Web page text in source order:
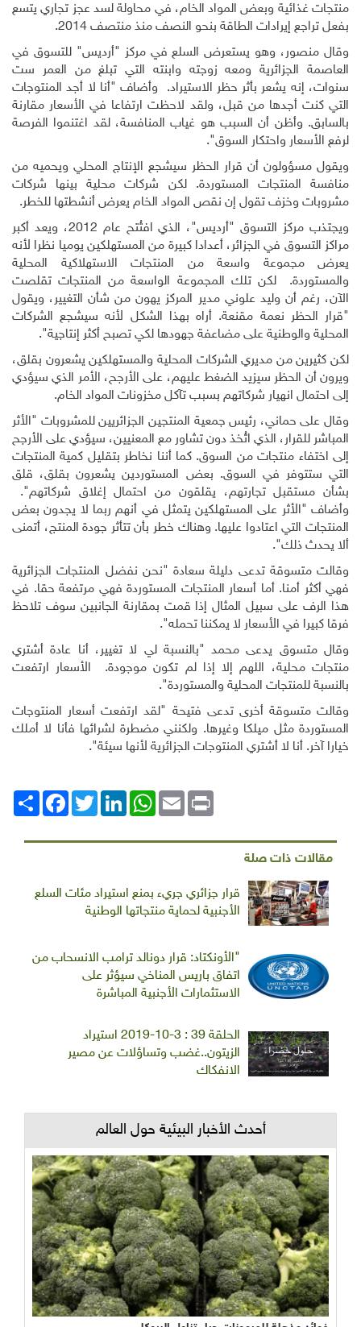
منتجات غذائية وبعض المواد الخام، في محاولة لسد عجز تجاري يتسع
بفعل تراجع إيرادات الطاقة بنحو النصف منذ منتصف 2014
.
وقال منصور، وهو يستعرض السلع في مركز "أرديس" للتسوق في
العاصمة الجزائرية ومعه زوجته وابنته التي تبلغ من العمر ست
سنوات، إنه يشعر بأثر حظر الاستيراد. وأضاف "أنا لا أجد المنتوجات
التي كنت أجدها من قبل، ولقد لاحظت ارتفاعا في الأسعار مقارنة
بالسابق. وأظن أن السبب هو غياب المنافسة، لقد اغتنموا الفرصة
لرفع الأسعار واحتكار السوق".
ويقول مسؤولون أن قرار الحظر سيشجع الإنتاج المحلي ويحميه من
منافسة المنتجات المستوردة. لكن شركات محلية بينها شركات
مشروبات وخزف تقول إن نقص المواد الخام يعرض أنشطتها للخطر.
ويجتذب مركز التسوق "أرديس"، الذي افتُتح عام 2012، ويعد أكبر
مراكز التسوق في الجزائر، أعدادا كبيرة من المستهلكين يوميا نظرا لأنه
يعرض مجموعة واسعة من المنتجات الاستهلاكية المحلية
والمستوردة. لكن تلك المجموعة الواسعة من المنتجات تقلصت
الآن، رغم أن وليد علوني مدير المركز يهون من شأن التغيير، ويقول
"قرار الحظر نعمة مقنعة. أراه بهذا الشكل لأنه سيشجع الشركات
المحلية والوطنية على مضاعفة جهودها لكي تصبح أكثر إنتاجية".
لكن كثيرين من مديري الشركات المحلية والمستهلكين يشعرون بقلق،
ويرون أن الحظر سيزيد الضغط عليهم، على الأرجح، الأمر الذي سيؤدي
إلى احتمال انهيار شركاتهم بسبب تآكل مخزونات المواد الخام.
وقال على حماني، رئيس جمعية المنتجين الجزائريين للمشروبات "الأثر
المباشر للقرار، الذي اتُخذ دون تشاور مع المعنيين، سيؤدي على الأرجح
إلى اختفاء منتجات من السوق. كما أننا نخاطر بتقليل كمية المنتجات
التي ستتوفر في السوق. بعض المستوردين يشعرون بقلق، قلق
بشأن مستقبل تجارتهم، يقلقون من احتمال إغلاق شركاتهم".
وأضاف "الأثر على المستهلكين يتمثل في أنهم ربما لا يجدون بعض
المنتجات التي اعتادوا عليها. وهناك خطر بأن تتأثر جودة المنتج، أتمنى
ألا يحدث ذلك".
وقالت متسوقة تدعى دليلة سعادة "نحن نفضل المنتجات الجزائرية
فهي أكثر أمنا. أما أسعار المنتجات المستوردة فهي مرتفعة حقا. في
هذا الرف على سبيل المثال إذا قمت بمقارنة الجانبين سوف تلاحظ
فرقا كبيرا في الأسعار لا يمكننا تحمله".
وقال متسوق يدعى محمد "بالنسبة لي لا تغيير، أنا عادة أشتري
منتجات محلية، اللهم إلا إذا لم تكون موجودة. الأسعار ارتفعت
بالنسبة للمنتجات المحلية والمستوردة".
وقالت متسوقة أخرى تدعى فتيحة "لقد ارتفعت أسعار المنتوجات
المستوردة مثل ميلكا وغيرها. ولكنني مضطرة لشرائها فأنا لا أملك
خيارا آخر. أنا لا أشتري المنتوجات الجزائرية لأنها سيئة".
انشر
FacebookTwitterLinkedIn
WhatsAppEmail Print
مقالات ذات صلة
قرار جزائري جريء بمنع استيراد مئات السلع
الأجنبية لحماية منتجاتها الوطنية
"الأونكتاد: قرار دونالد ترامب الانسحاب من
اتفاق باريس المناخي سيؤثر على
الاستثمارات الأجنبية المباشرة
الحلقة 39 : 3-10-2019 استيراد
الزيتون..غضب وتساؤلات عن مصير
الانفكاك
أحدث الأخبار البيئية حول العالم